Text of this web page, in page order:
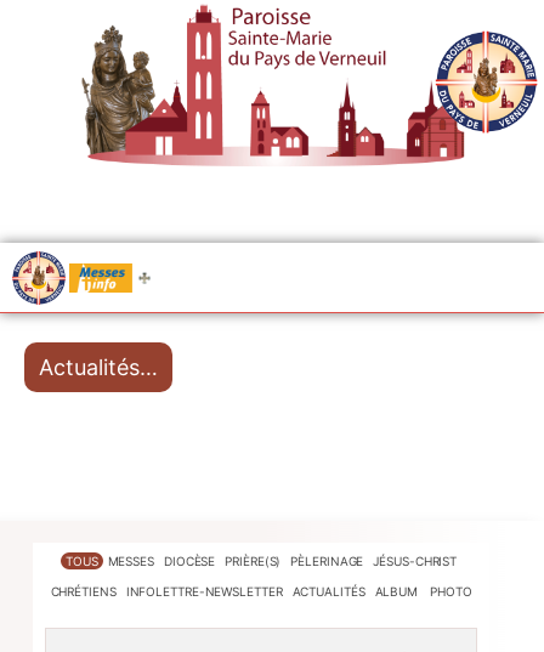
Messes
Actualités…
TOUS MESSES DIOCÈSE PRIÈRE(S) PÈLERINAGE JÉSUS-CHRIST
CHRÉTIENS INFOLETTRE-NEWSLETTER ACTUALITÉS ALBUM PHOTO